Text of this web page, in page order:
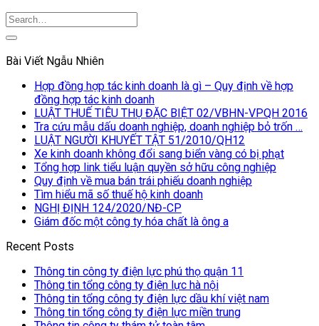
Bài Viết Ngẫu Nhiên
Hợp đồng hợp tác kinh doanh là gì – Quy định về hợp
đồng hợp tác kinh doanh
LUẬT THUẾ TIÊU THỤ ĐẶC BIỆT 02/VBHN-VPQH 2016
Tra cứu mẫu dấu doanh nghiệp, doanh nghiệp bỏ trốn …
LUẬT NGƯỜI KHUYẾT TẬT 51/2010/QH12
Xe kinh doanh không đổi sang biển vàng có bị phạt
Tổng hợp link tiểu luận quyền sở hữu công nghiệp
Quy định về mua bán trái phiếu doanh nghiệp
Tìm hiểu mã số thuế hộ kinh doanh
NGHỊ ĐỊNH 124/2020/NĐ-CP
Giám đốc một công ty hóa chất là ông a
Recent Posts
Thông tin công ty điện lực phú thọ quận 11
Thông tin tổng công ty điện lực hà nội
Thông tin tổng công ty điện lực dầu khí việt nam
Thông tin tổng công ty điện lực miền trung